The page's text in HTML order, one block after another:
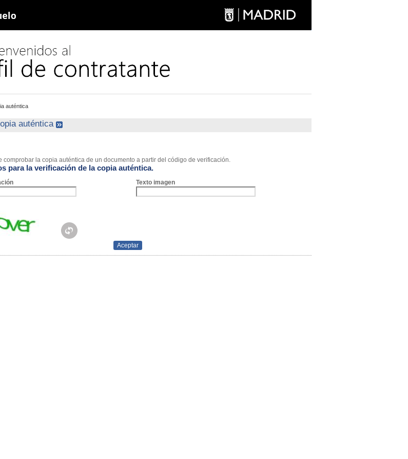
auténtica
auténtica
comprobar la copia auténtica de un documento a partir del código de verificación.
para la verificación de la copia auténtica.
Texto imagen